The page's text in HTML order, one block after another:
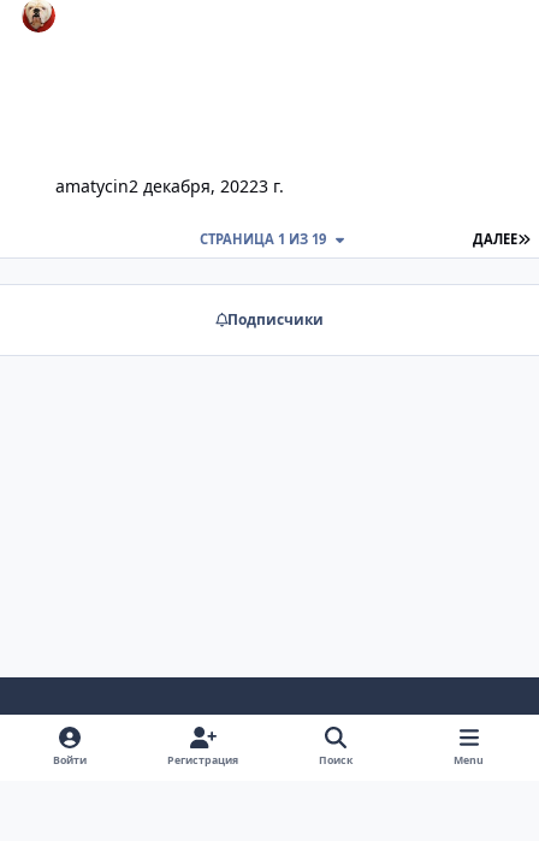
amatycin2 декабря, 20223 г.
ДАЛЕЕ
СТРАНИЦА 1 ИЗ 19
Подписчики
Светлый Режим
Темный РежимНастройка Системы
Войти Регистрация Поиск Menu